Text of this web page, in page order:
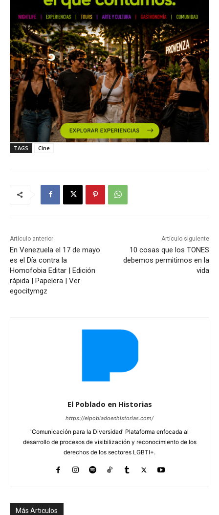
TAGS Cine
Artículo anterior
En Venezuela el 17 de mayo
es el Día contra la
Homofobia Editar | Edición
rápida | Papelera | Ver
egocitymgz
Artículo siguiente
10 cosas que los TONES
debemos permitirnos en la
vida
El Poblado en Historias
https://elpobladoenhistorias.com/
'Comunicación para la Diversidad' Plataforma enfocada al
desarrollo de procesos de visibilización y reconocimiento de los
derechos de los sectores LGBTI+.
Más Articulos